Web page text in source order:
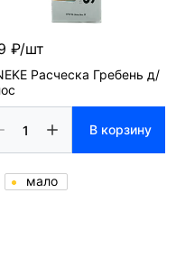
₽/шт
Расческа Гребень д/
В корзину
мало